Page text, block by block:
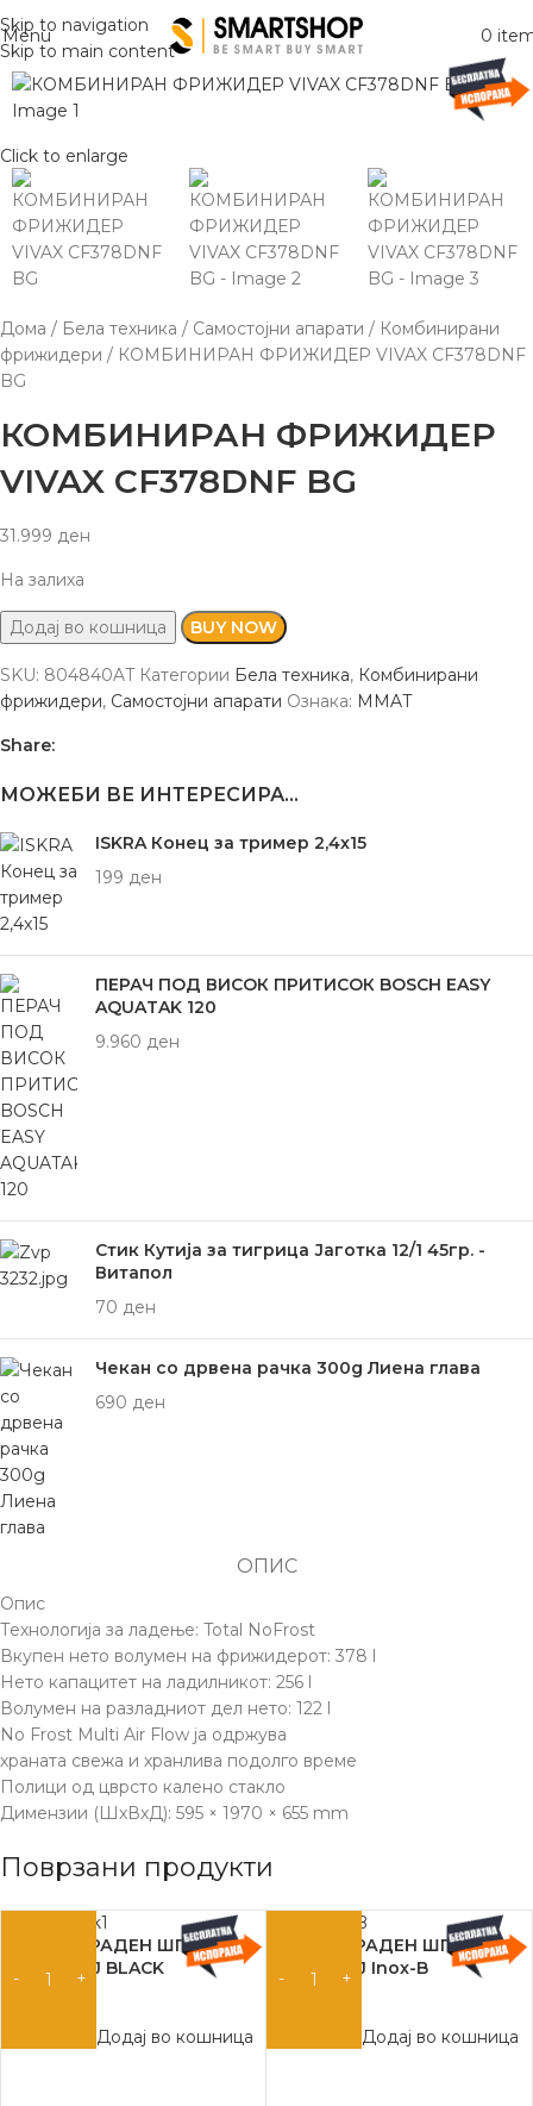
Skip to navigation
Skip to main content
Menu 0
Click to enlarge
Дома Бела техника Самостојни апарати
Комбинирани
фрижидери
КОМБИНИРАН ФРИЖИДЕР VIVAX CF378DNF
BG
КОМБИНИРАН ФРИЖИДЕР
VIVAX CF378DNF BG
31.999 ден
На залиха
Додај во кошница BUY NOW
SKU: 804840AT Категории Бела техника, Комбинирани
фрижидери, Самостојни апарати Ознака: MMAT
Share:
МОЖЕБИ ВЕ ИНТЕРЕСИРА…
ISKRA Конец за тример 2,4x15
199 ден
ПЕРАЧ ПОД ВИСОК ПРИТИСОК BOSCH EASY
AQUATAK 120
9.960 ден
Стик Кутија за тигрица Јаготка 12/1 45гр. -
Витапол
70 ден
Чекан со дрвена рачка 300g Лиена глава
690 ден
ОПИС
Опис
Технологија за ладење: Total NoFrost
Вкупен нето волумен на фрижидерот: 378 l
Нето капацитет на ладилникот: 256 l
Волумен на разладниот дел нето: 122 l
No Frost Multi Air Flow ја одржува
храната свежа и хранлива подолго време
Полици од цврсто калено стакло
Димензии (ШxВxД): 595 × 1970 × 655 mm
Поврзани продукти
Favorit ВГРАДЕН ШПОРЕТ +
Плотна 4–J BLACK
Додај во кошница
Favorit ВГРАДЕН ШПОРЕТ +
Плотна 4–J Inox-B
Додај во кошница